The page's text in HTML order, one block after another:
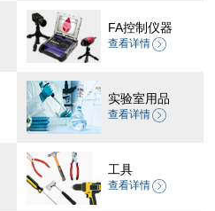
FA控制仪器
查看详情
实验室用品
查看详情
工具
查看详情